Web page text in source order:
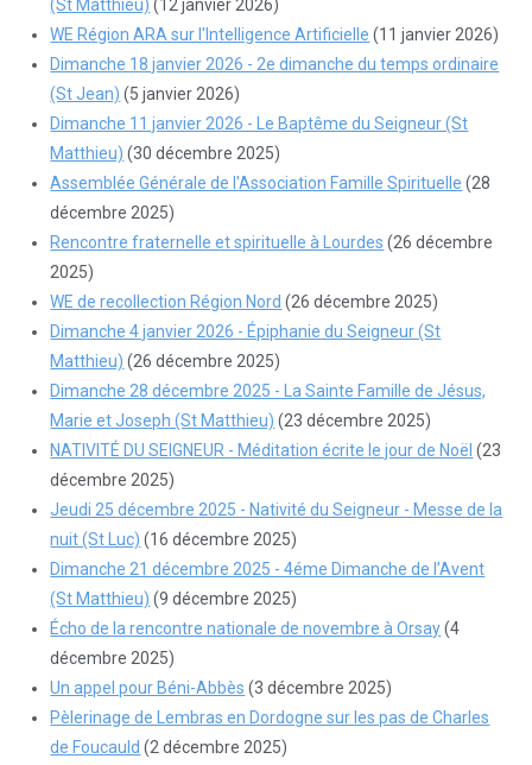
(St Matthieu) (12 janvier 2026)
WE Région ARA sur l'Intelligence Artificielle (11 janvier 2026)
Dimanche 18 janvier 2026 - 2e dimanche du temps ordinaire
(St Jean) (5 janvier 2026)
Dimanche 11 janvier 2026 - Le Baptême du Seigneur (St
Matthieu) (30 décembre 2025)
Assemblée Générale de l'Association Famille Spirituelle (28
décembre 2025)
Rencontre fraternelle et spirituelle à Lourdes (26 décembre
2025)
WE de recollection Région Nord (26 décembre 2025)
Dimanche 4 janvier 2026 - Épiphanie du Seigneur (St
Matthieu) (26 décembre 2025)
Dimanche 28 décembre 2025 - La Sainte Famille de Jésus,
Marie et Joseph (St Matthieu) (23 décembre 2025)
NATIVITÉ DU SEIGNEUR - Méditation écrite le jour de Noël (23
décembre 2025)
Jeudi 25 décembre 2025 - Nativité du Seigneur - Messe de la
nuit (St Luc) (16 décembre 2025)
Dimanche 21 décembre 2025 - 4éme Dimanche de l’Avent
(St Matthieu) (9 décembre 2025)
Écho de la rencontre nationale de novembre à Orsay (4
décembre 2025)
Un appel pour Béni-Abbès (3 décembre 2025)
Pèlerinage de Lembras en Dordogne sur les pas de Charles
de Foucauld (2 décembre 2025)